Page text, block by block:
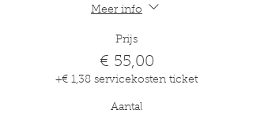
Meer info
Prijs
€ 55,00
+€ 1,38 servicekosten ticket
Aantal